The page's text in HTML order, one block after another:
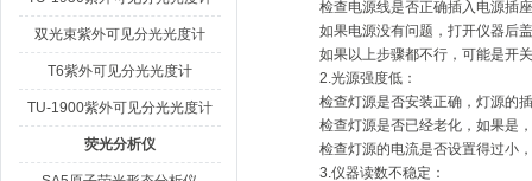
双光束紫外可见分光光度计
T6紫外可见分光光度计
TU-1900紫外可见分光光度计
荧光分析仪
检查电源线是否正确插入电源插座
如果电源没有问题，打开仪器后盖
如果以上步骤都不行，可能是开关
2.光源强度低：
检查灯源是否安装正确，灯源的插
检查灯源是否已经老化，如果是，
检查灯源的电流是否设置得过小，
3.仪器读数不稳定：